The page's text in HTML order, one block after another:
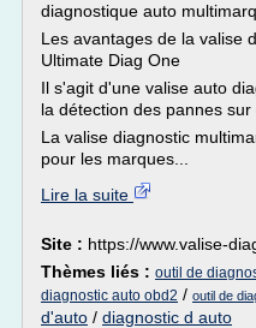
diagnostique auto
Les avantages de la valise
Ultimate Diag One
Il s'agit d'une valise auto
la détection des pannes sur
La valise diagnostic
pour les marques...
Lire la suite
Site : https://www.valise-
Thèmes liés : outil de
diagnostic auto obd2 / outil de
d'auto / diagnostic d auto